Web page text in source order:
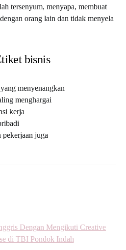
tersenyum, menyapa, membuat
orang lain dan tidak menyela
bisnis
menyenangkan
menghargai
kerja
juga
Dengan Mengikuti Creative
di TBI Pondok Indah